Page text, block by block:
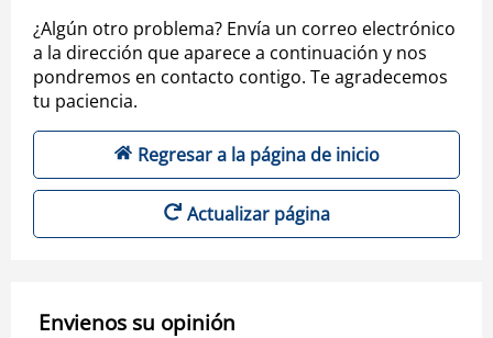
¿Algún otro problema? Envía un correo electrónico
a la dirección que aparece a continuación y nos
pondremos en contacto contigo. Te agradecemos
tu paciencia.
Regresar a la página de inicio
Actualizar página
Envienos su opinión